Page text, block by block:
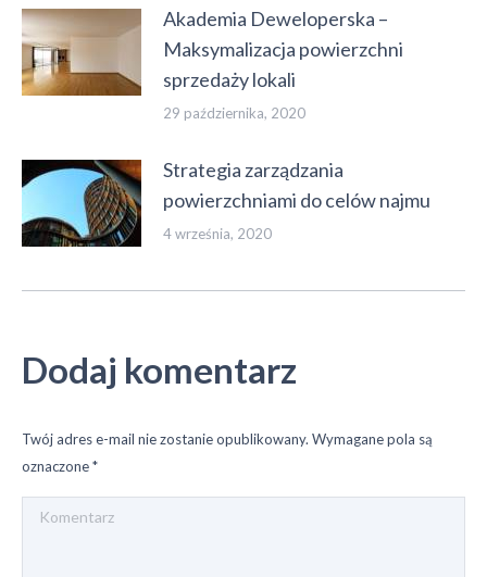
Akademia Deweloperska –
Maksymalizacja powierzchni
sprzedaży lokali
29 października, 2020
Strategia zarządzania
powierzchniami do celów najmu
4 września, 2020
Dodaj komentarz
Twój adres e-mail nie zostanie opublikowany. Wymagane pola są
oznaczone*
Komentarz